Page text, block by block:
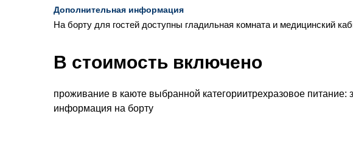
Дополнительная информация
На борту для гостей доступны гладильная комната и медицинский
В стоимость включено
проживание в каюте выбранной категориитрехразовое
информация на борту